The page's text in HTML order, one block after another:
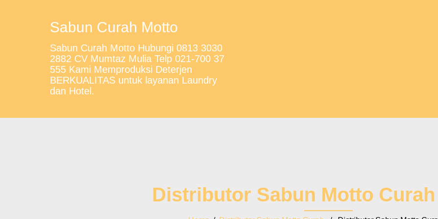
Sabun Curah Motto
Sabun Curah Motto Hubungi 0813 3030
2882 CV Mumtaz Mulia Telp 021-700 37
555 Kami Memproduksi Deterjen
BERKUALITAS untuk layanan Laundry
dan Hotel.
Distributor Sabun Motto